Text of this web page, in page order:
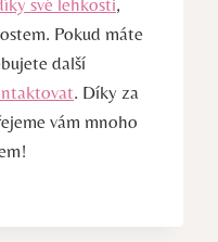
Pokud máte
další
. Díky za
vám mnoho